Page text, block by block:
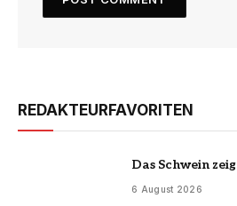
REDAKTEURFAVORITEN
Das Schwein
6 August 2026